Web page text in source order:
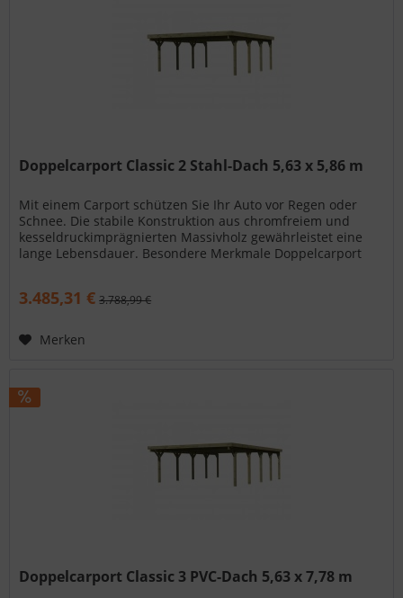
Doppelcarport Classic 2 Stahl-Dach 5,63 x 5,86 m
Mit einem Carport schützen Sie Ihr Auto vor Regen oder
Schnee. Die stabile Konstruktion aus chromfreiem und
kesseldruckimprägnierten Massivholz gewährleistet eine
lange Lebensdauer. Besondere Merkmale Doppelcarport
3.485,31 € 3.788,99 €
Merken
Doppelcarport Classic 3 PVC-Dach 5,63 x 7,78 m